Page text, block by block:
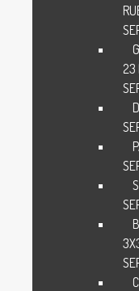
Correo electrónico
Guarda mi
navegador para la
23